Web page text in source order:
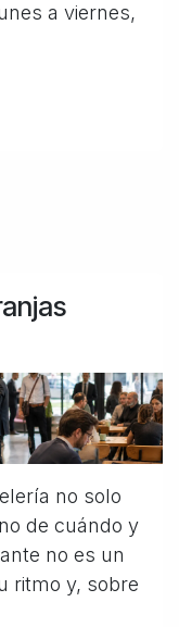
a viernes,
no solo
de cuándo y
no es un
ritmo y, sobre